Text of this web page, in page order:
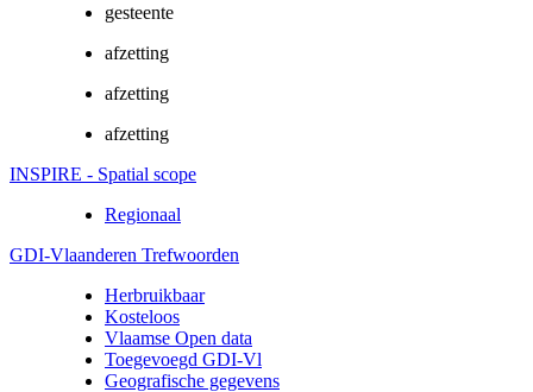
gesteente
afzetting
afzetting
afzetting
INSPIRE - Spatial scope
Regionaal
GDI-Vlaanderen Trefwoorden
Herbruikbaar
Kosteloos
Vlaamse Open data
Toegevoegd GDI-Vl
Geografische gegevens